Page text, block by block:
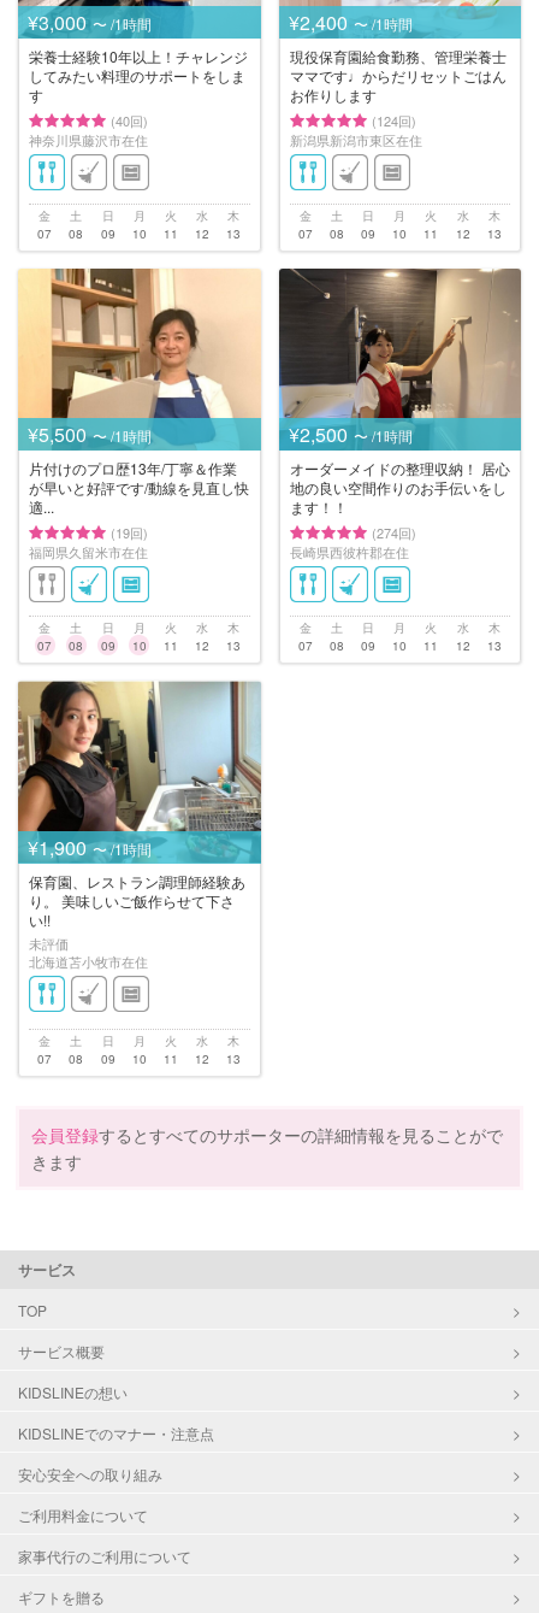
¥3,000 〜 /1時間
栄養士経験10年以上！チャレンジ
してみたい料理のサポートをしま
す
(40回)
神奈川県藤沢市在住
金
07
土
08
日
09
月
10
火
11
水
12
木
13
¥2,400 〜 /1時間
現役保育園給食勤務、管理栄養士
ママです♩からだリセットごはん
お作りします
(124回)
新潟県新潟市東区在住
金
07
土
08
日
09
月
10
火
11
水
12
木
13
¥5,500 〜 /1時間
片付けのプロ歴13年/丁寧＆作業
が早いと好評です/動線を見直し快
適...
(19回)
福岡県久留米市在住
金
07
土
08
日
09
月
10
火
11
水
12
木
13
¥2,500 〜 /1時間
オーダーメイドの整理収納！ 居心
地の良い空間作りのお手伝いをし
ます！！
(274回)
長崎県西彼杵郡在住
金
07
土
08
日
09
月
10
火
11
水
12
木
13
¥1,900 〜 /1時間
保育園、レストラン調理師経験あ
り。 美味しいご飯作らせて下さ
い!!
未評価
北海道苫小牧市在住
金
07
土
08
日
09
月
10
火
11
水
12
木
13
会員登録するとすべてのサポーターの詳細情報を見ることがで
きます
サービス
TOP
サービス概要
KIDSLINEの想い
KIDSLINEでのマナー・注意点
安心安全への取り組み
ご利用料金について
家事代行のご利用について
ギフトを贈る